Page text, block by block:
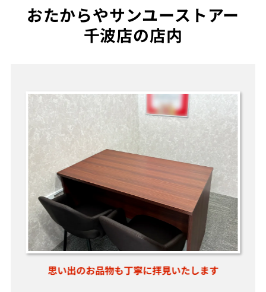
おたからやサンユーストアー
千波店の店内
思い出のお品物も丁寧に拝見いたします